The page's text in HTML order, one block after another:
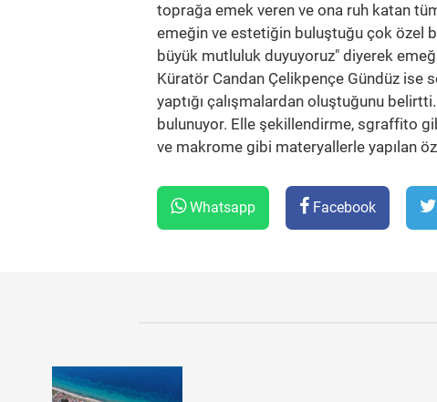
toprağa emek veren ve ona ruh katan
emeğin ve estetiğin buluştuğu çok özel
büyük mutluluk duyuyoruz" diyerek
Küratör Candan Çelikpençe Gündüz ise
yaptığı çalışmalardan oluştuğunu
bulunuyor. Elle şekillendirme, sgraffito
ve makrome gibi materyallerle yapılan
Whatsapp Facebook